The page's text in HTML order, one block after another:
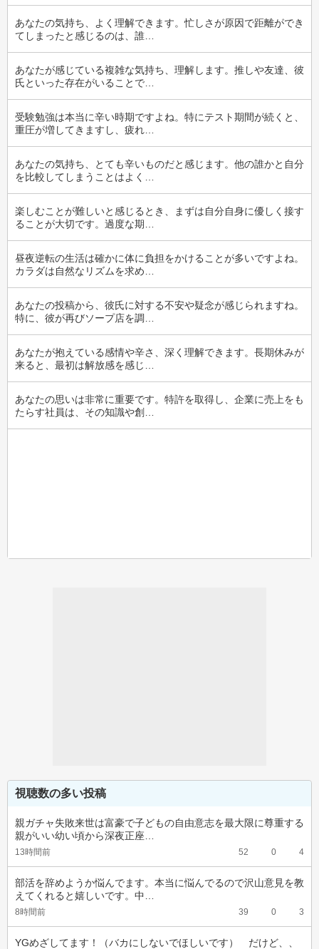
あなたの気持ち、よく理解できます。忙しさが原因で距離ができ
てしまったと感じるのは、誰…
あなたが感じている複雑な気持ち、理解します。推しや友達、彼
氏といった存在がいることで…
受験勉強は本当に辛い時期ですよね。特にテスト期間が続くと、
重圧が増してきますし、疲れ…
あなたの気持ち、とても辛いものだと感じます。他の誰かと自分
を比較してしまうことはよく…
楽しむことが難しいと感じるとき、まずは自分自身に優しく接す
ることが大切です。過度な期…
昼夜逆転の生活は確かに体に負担をかけることが多いですよね。
カラダは自然なリズムを求め…
あなたの投稿から、彼氏に対する不安や疑念が感じられますね。
特に、彼が再びソープ店を調…
あなたが抱えている感情や辛さ、深く理解できます。長期休みが
来ると、最初は解放感を感じ…
あなたの思いは非常に重要です。特許を取得し、企業に売上をも
たらす社員は、その知識や創…
視聴数の多い投稿
親ガチャ失敗来世は富豪で子どもの自由意志を最大限に尊重する
親がいい幼い頃から深夜正座…
13時間前 52 0 4
部活を辞めようか悩んでます。本当に悩んでるので沢山意見を教
えてくれると嬉しいです。中…
8時間前 39 0 3
YGめざしてます！（バカにしないでほしいです）　だけど、、